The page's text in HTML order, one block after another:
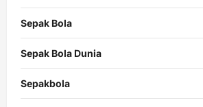
Sepak Bola
Sepak Bola Dunia
Sepakbola